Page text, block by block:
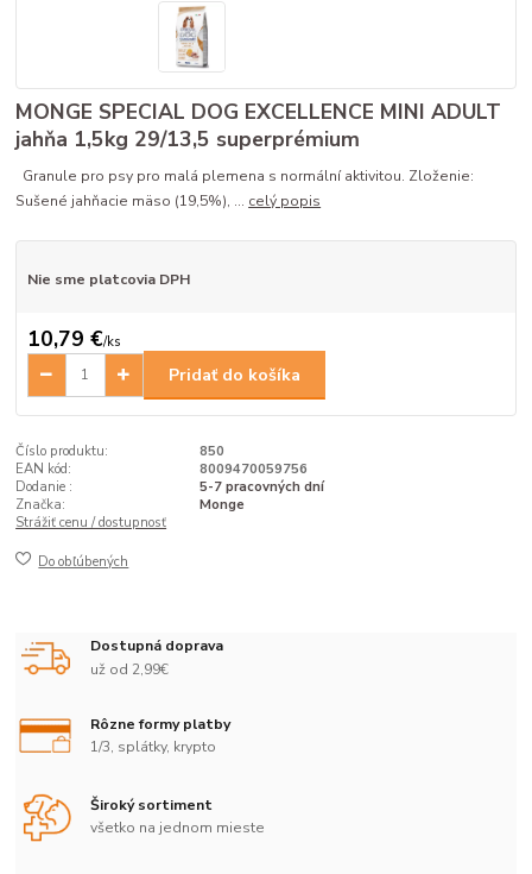
MONGE SPECIAL DOG EXCELLENCE MINI ADULT
jahňa 1,5kg 29/13,5 superprémium
Granule pro psy pro malá plemena s normální aktivitou. Zloženie:
Sušené jahňacie mäso (19,5%), ... celý popis
Nie sme platcovia DPH
10,79 €/ks
Pridať do košíka
Číslo produktu:
850
EAN kód:
8009470059756
Dodanie :
5-7 pracovných dní
Značka:
Monge
Strážiť cenu / dostupnosť
Do obľúbených
Dostupná doprava
už od 2,99€
Rôzne formy platby
1/3, splátky, krypto
Široký sortiment
všetko na jednom mieste